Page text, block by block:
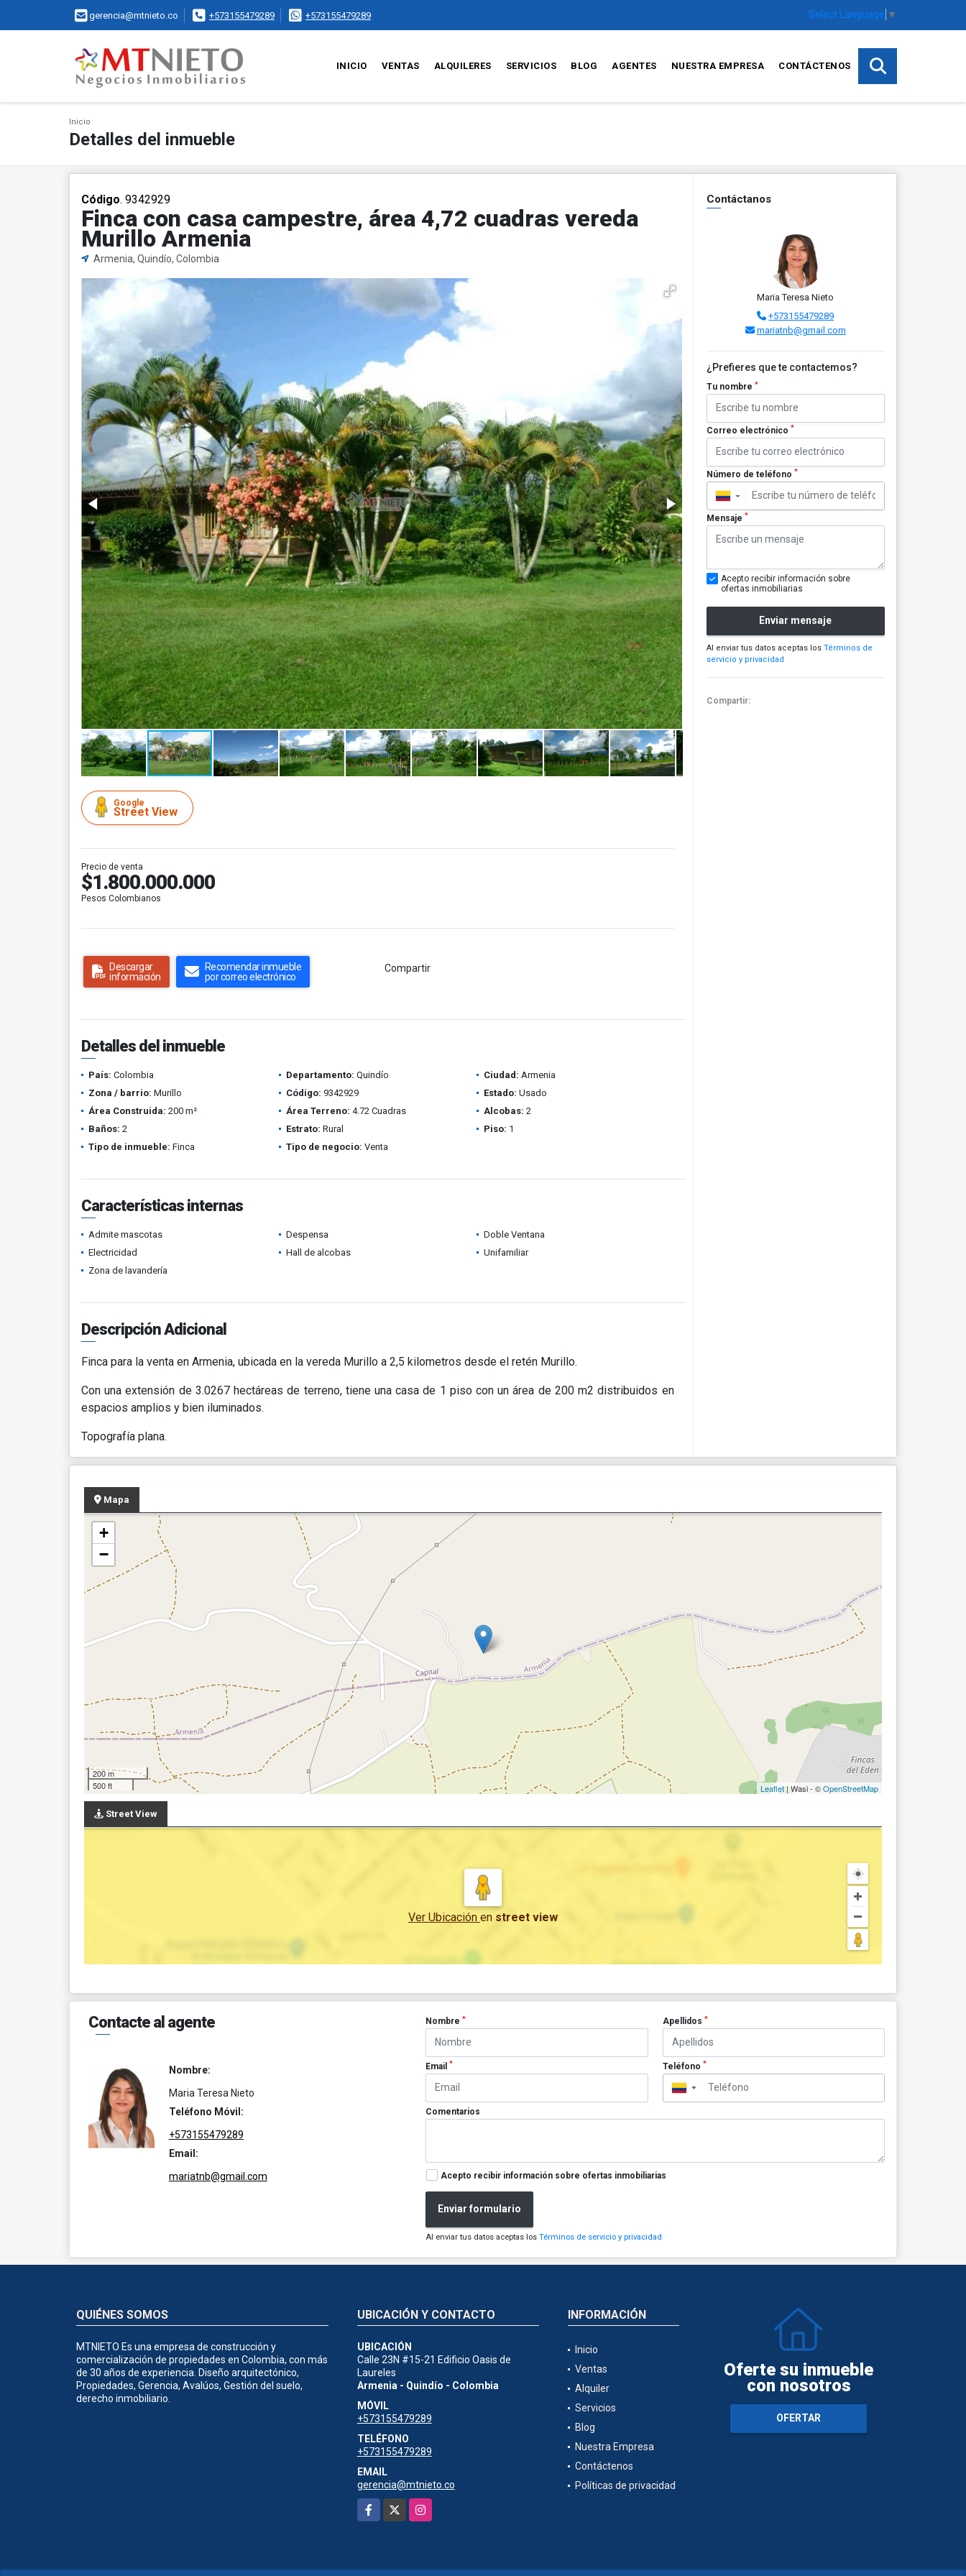
gerencia@mtnieto.co +573155479289 +573155479289 Select Language ▼
INICIO VENTAS ALQUILERES SERVICIOS BLOG AGENTES NUESTRA EMPRESA CONTÁCTENOS
Inicio
Detalles del inmueble
Código. 9342929
Finca con casa campestre, área 4,72 cuadras vereda
Murillo Armenia
Armenia, Quindío, Colombia
Google
Street View
Precio de venta
$1.800.000.000
Pesos Colombianos
Descargar
información
Recomendar inmueble
por correo electrónico
Compartir
Detalles del inmueble
País: Colombia Departamento: Quindío Ciudad: Armenia
Zona / barrio: Murillo Código: 9342929 Estado: Usado
Área Construida: 200 m² Área Terreno: 4.72 Cuadras Alcobas: 2
Baños: 2 Estrato: Rural Piso: 1
Tipo de inmueble: Finca Tipo de negocio: Venta
Características internas
Admite mascotas Despensa
Doble Ventana
Electricidad
Hall de alcobas
Unifamiliar
Zona de lavandería
Descripción Adicional
Finca para la venta en Armenia, ubicada en la vereda Murillo a 2,5 kilometros desde el retén Murillo.
Con una extensión de 3.0267 hectáreas de terreno, tiene una casa de 1 piso con un área de 200 m2 distribuidos en
espacios amplios y bien iluminados.
Topografía plana.
Contáctanos
Maria Teresa Nieto
+573155479289
mariatnb@gmail.com
¿Prefieres que te contactemos?
Tu nombre *
Correo electrónico *
Número de teléfono *
▼
Mensaje *
Acepto recibir información sobre
ofertas inmobiliarias
Enviar mensaje
Al enviar tus datos aceptas los Términos de
servicio y privacidad
Compartir:
Mapa
+
−
200 m
500 ft
Leaflet | Wasi - ©OpenStreetMap
Street View
Ver Ubicación en street view
Contacte al agente
Nombre:
Maria Teresa Nieto
Teléfono Móvil:
+573155479289
Email:
mariatnb@gmail.com
Nombre* Apellidos *
Email* Teléfono *
▼
Comentarios
Acepto recibir información sobre ofertas inmobiliarias
Enviar formulario
Al enviar tus datos aceptas losTérminos de servicio y privacidad
QUIÉNES SOMOS
MTNIETO Es una empresa de construcción y
comercialización de propiedades en Colombia, con más
de 30 años de experiencia. Diseño arquitectónico,
Propiedades, Gerencia, Avalúos, Gestión del suelo,
derecho inmobiliario.
UBICACIÓN Y CONTACTO
UBICACIÓN
Calle 23N #15-21 Edificio Oasis de
Laureles
Armenia - Quindío - Colombia
MÓVIL
+573155479289
TELÉFONO
+573155479289
EMAIL
gerencia@mtnieto.co
Facebook
Instagram
INFORMACIÓN
Inicio
Ventas
Alquiler
Servicios
Blog
Nuestra Empresa
Contáctenos
Políticas de privacidad
Oferte su inmueble
con nosotros
OFERTAR